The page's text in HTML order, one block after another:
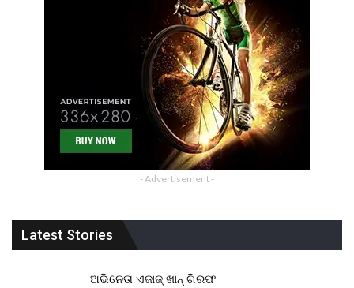
- Advertisement -
Latest Stories
ଅଭିନେତା ଏଜାଜ୍ ଖାନ୍ ଗିରଫ